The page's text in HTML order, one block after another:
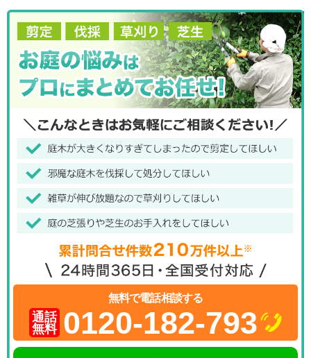
無料で電話相談する
通話
無料 0120-182-793